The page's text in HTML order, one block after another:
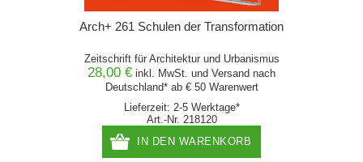
Arch+ 261 Schulen der Transformation
Zeitschrift für Architektur und Urbanismus
28,00 € inkl. MwSt. und Versand nach
Deutschland* ab € 50 Warenwert
Lieferzeit: 2-5 Werktage*
Art.-Nr. 218120
IN DEN WARENKORB